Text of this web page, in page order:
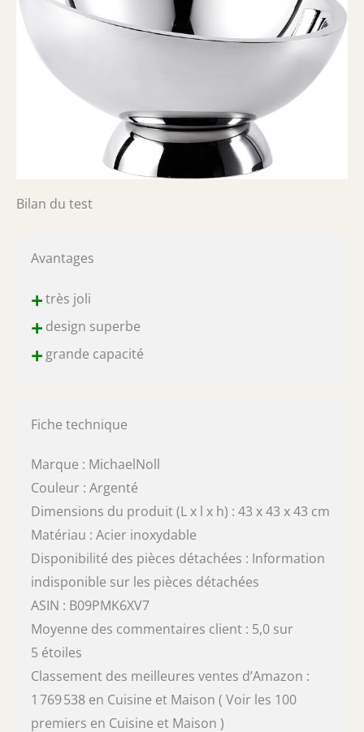
Bilan du test
Avantages
+très joli
+design superbe
+grande capacité
Fiche technique
Marque : MichaelNoll
Couleur : Argenté
Dimensions du produit (L x l x h) : 43 x 43 x 43 cm
Matériau : Acier inoxydable
Disponibilité des pièces détachées : Information
indisponible sur les pièces détachées
ASIN : B09PMK6XV7
Moyenne des commentaires client : 5,0 sur
5 étoiles
Classement des meilleures ventes d’Amazon :
1 769 538 en Cuisine et Maison ( Voir les 100
premiers en Cuisine et Maison )